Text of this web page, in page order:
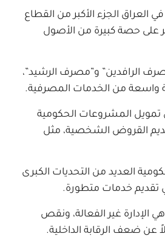
العراق الجزء الأكبر من القطاع
حصة كبيرة من الأصول
الرافدين” و”مصرف الرشيد”،
واسعة من الخدمات المصرفية.
المشروعات الحكومية
القروض الشخصية، مثل
العديد من التحديات الكبرى
تقديم خدمات متطورة.
الإدارة غير الفعالة، ونقص
عن ضعف الرقابة الداخلية.